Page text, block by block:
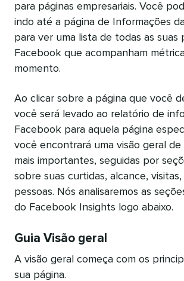
para páginas empresariais. Você
indo até a página de Informações
para ver uma lista de todas as suas
Facebook que acompanham
momento.
Ao clicar sobre a página que você
você será levado ao relatório de
Facebook para aquela página
você encontrará uma visão geral de
mais importantes, seguidas por
sobre suas curtidas, alcance, visitas,
pessoas. Nós analisaremos as
do Facebook Insights logo abaixo.
Guia Visão geral
A visão geral começa com os
sua página.